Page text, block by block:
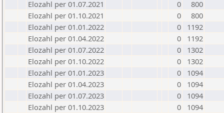
Elozahl per 01.07.2021
0
800
Elozahl per 01.10.2021
0
800
Elozahl per 01.01.2022
0
1192
Elozahl per 01.04.2022
0
1192
Elozahl per 01.07.2022
0
1302
Elozahl per 01.10.2022
0
1302
Elozahl per 01.01.2023
0
1094
Elozahl per 01.04.2023
0
1094
Elozahl per 01.07.2023
0
1094
Elozahl per 01.10.2023
0
1094